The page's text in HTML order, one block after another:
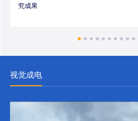
究成果
视觉成电